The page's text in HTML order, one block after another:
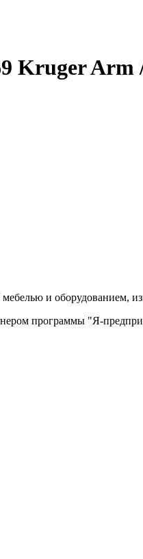
Kruger Arm
и оборудованием,
программы "Я-